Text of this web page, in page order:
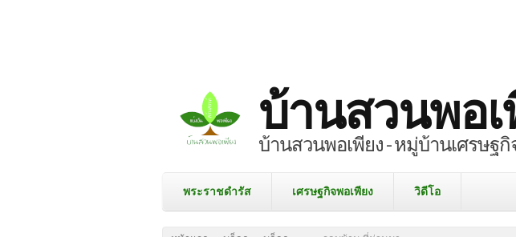
บ้านสวนพอเ
บ้านสวนพอเพียง - หมู่บ้านเศรษฐ
พระราชดำรัส เศรษฐกิจพอเพียง วิดีโอ